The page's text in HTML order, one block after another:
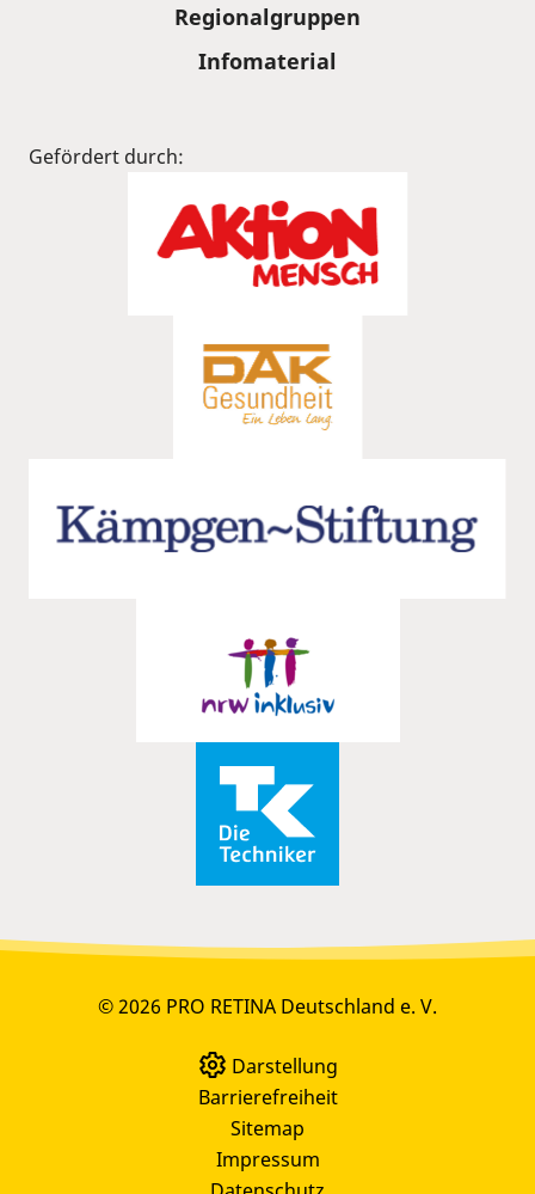
Regionalgruppen
Infomaterial
Gefördert durch:
© 2026 PRO RETINA Deutschland e. V.
Darstellung
Barrierefreiheit
Sitemap
Impressum